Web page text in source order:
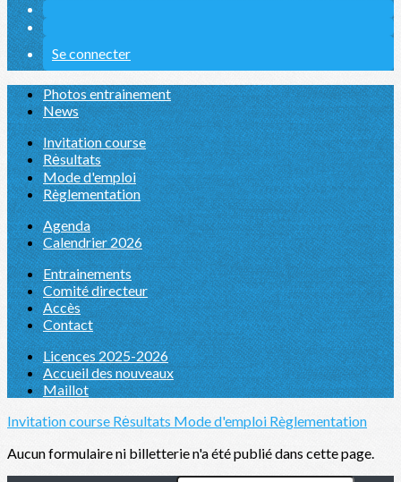
Se connecter
Photos entrainement
News
Invitation course
Rėsultats
Mode d'emploi
Règlementation
Agenda
Calendrier 2026
Entrainements
Comité directeur
Accès
Contact
Licences 2025-2026
Accueil des nouveaux
Maillot
Invitation course Rėsultats Mode d'emploi Règlementation
Aucun formulaire ni billetterie n'a été publié dans cette page.